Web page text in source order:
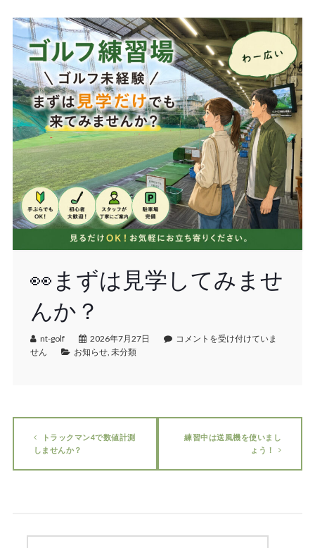
👀まずは見学してみませ
んか？
nt-golf 2026年7月27日
コメントを受け付けていま
せん
お知らせ, 未分類
トラックマン4で数値計測
しませんか？
練習中は送風機を使いまし
ょう！